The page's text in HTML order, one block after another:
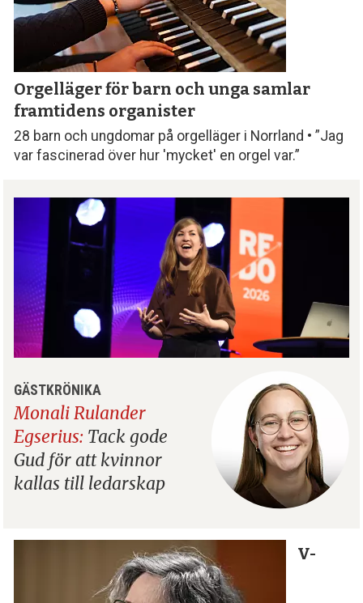
Orgelläger för barn och unga samlar
framtidens organister
28 barn och ungdomar på orgelläger i Norrland • ”Jag
var fascinerad över hur 'mycket' en orgel var.”
GÄSTKRÖNIKA
Monali Rulander
Egserius: Tack gode
Gud för att kvinnor
kallas till ledarskap
V-